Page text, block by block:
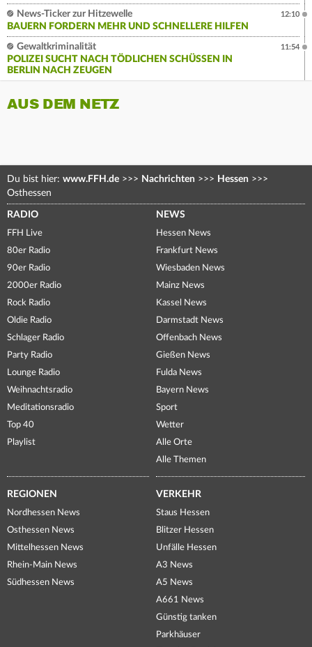
News-Ticker zur Hitzewelle
BAUERN FORDERN MEHR UND SCHNELLERE HILFEN
12:10
Gewaltkriminalität
POLIZEI SUCHT NACH TÖDLICHEN SCHÜSSEN IN
BERLIN NACH ZEUGEN
11:54
AUS DEM NETZ
Du bist hier: www.FFH.de >>> Nachrichten >>> Hessen >>>
Osthessen
RADIO
FFH Live
80er Radio
90er Radio
2000er Radio
Rock Radio
Oldie Radio
Schlager Radio
Party Radio
Lounge Radio
Weihnachtsradio
Meditationsradio
Top 40
Playlist
NEWS
Hessen News
Frankfurt News
Wiesbaden News
Mainz News
Kassel News
Darmstadt News
Offenbach News
Gießen News
Fulda News
Bayern News
Sport
Wetter
Alle Orte
Alle Themen
REGIONEN
Nordhessen News
Osthessen News
Mittelhessen News
Rhein-Main News
Südhessen News
VERKEHR
Staus Hessen
Blitzer Hessen
Unfälle Hessen
A3 News
A5 News
A661 News
Günstig tanken
Parkhäuser